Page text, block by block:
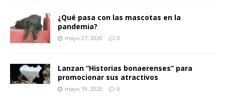
¿Qué pasa con las mascotas en la
pandemia?
mayo 27, 2020 0
Lanzan “Historias bonaerenses” para
promocionar sus atractivos
mayo 19, 2020 0